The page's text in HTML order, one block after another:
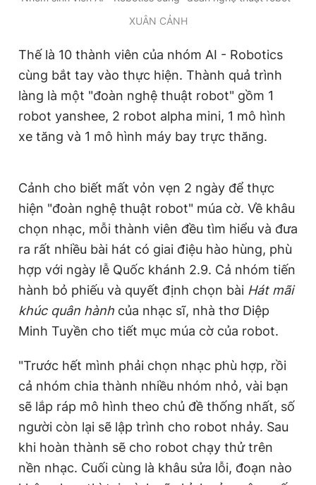
Liên hệ quảng cáo
0908 780 404
Đặt báo Quảng cáo RSS Tòa soạn Chính sách bảo
Tổng biên tập: Nguyễn Ngọc Toàn
Phó tổng biên tập thường trực: Hải Thành
Phó tổng biên tập: Lâm Hiếu Dũng
Phó tổng biên tập: Trần Việt Hưng
Tổng thư ký tòa soạn: Đức Trung
chép dưới mọi hình thức nếu không có sự chấp thuận bằng văn
bản. Phát triển bởi ePi Technologies, JSC.
XUÂN CẢNH
cùng bắt tay vào thực hiện. Thành quả trình
làng là một "đoàn nghệ thuật robot" gồm 1
robot yanshee, 2 robot alpha mini, 1 mô hình
hiện "đoàn nghệ thuật robot" múa cờ. Về khâu
chọn nhạc, mỗi thành viên đều tìm hiểu và đưa
ra rất nhiều bài hát có giai điệu hào hùng, phù
hợp với ngày lễ Quốc khánh 2.9. Cả nhóm tiến
hành bỏ phiếu và quyết định chọn bài Hát mãi
khúc quân hành của nhạc sĩ, nhà thơ Diệp
cả nhóm chia thành nhiều nhóm nhỏ, vài bạn
sẽ lắp ráp mô hình theo chủ đề thống nhất, số
người còn lại sẽ lập trình cho robot nhảy. Sau
khi hoàn thành sẽ cho robot chạy thử trên
nền nhạc. Cuối cùng là khâu sửa lỗi, đoạn nào